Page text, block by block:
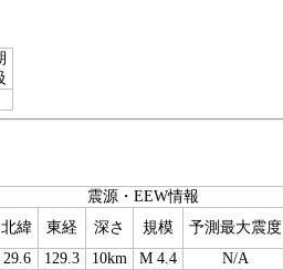
震源・EEW情報
北緯 東経 深さ 規模 予測最大震度
29.6 129.3 10km M 4.4 N/A